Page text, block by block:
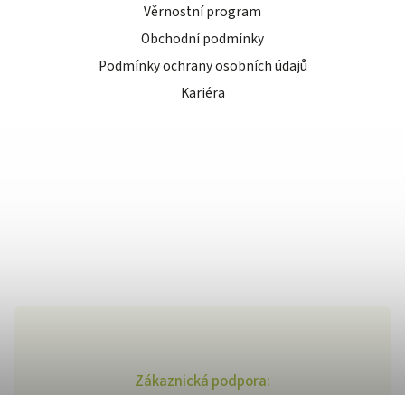
Zákaznická podpora:
Věrnostní program
Obchodní podmínky
Podmínky ochrany osobních údajů
Kariéra